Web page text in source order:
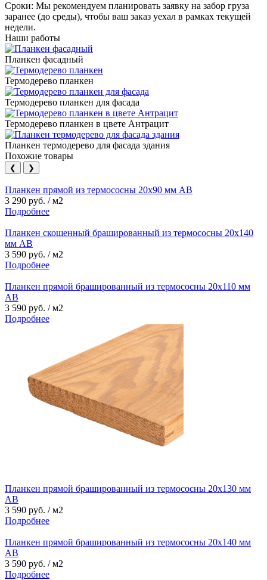
Сроки: Мы рекомендуем планировать заявку на забор груза
заранее (до среды), чтобы ваш заказ уехал в рамках текущей
недели.
Наши работы
Планкен фасадный
Термодерево планкен
Термодерево планкен для фасада
Термодерево планкен в цвете Антрацит
Планкен термодерево для фасада здания
Похожие товары
❮ ❯
Планкен прямой из термососны 20х90 мм АВ
3 290 руб. / м2
Подробнее
Планкен скошенный брашированный из термососны 20х140
мм АВ
3 590 руб. / м2
Подробнее
Планкен прямой брашированный из термососны 20х110 мм
АВ
3 590 руб. / м2
Подробнее
Планкен прямой брашированный из термососны 20х130 мм
АВ
3 590 руб. / м2
Подробнее
Планкен прямой брашированный из термососны 20х140 мм
АВ
3 590 руб. / м2
Подробнее